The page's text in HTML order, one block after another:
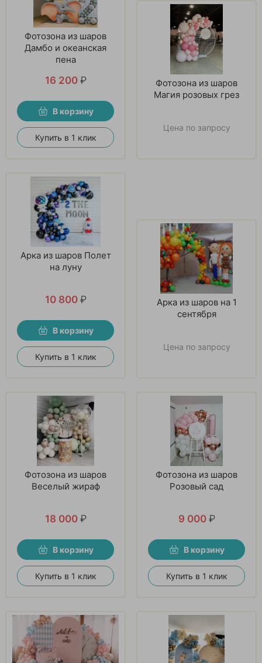
Фотозона из шаров
Дамбо и океанская
пена
16 200 ₽
В корзину
Купить в 1 клик
Фотозона из шаров
Магия розовых грез
Цена по запросу
Арка из шаров Полет
на луну
10 800 ₽
В корзину
Купить в 1 клик
Арка из шаров на 1
сентября
Цена по запросу
Фотозона из шаров
Веселый жираф
18 000 ₽
В корзину
Купить в 1 клик
Фотозона из шаров
Розовый сад
9 000 ₽
В корзину
Купить в 1 клик